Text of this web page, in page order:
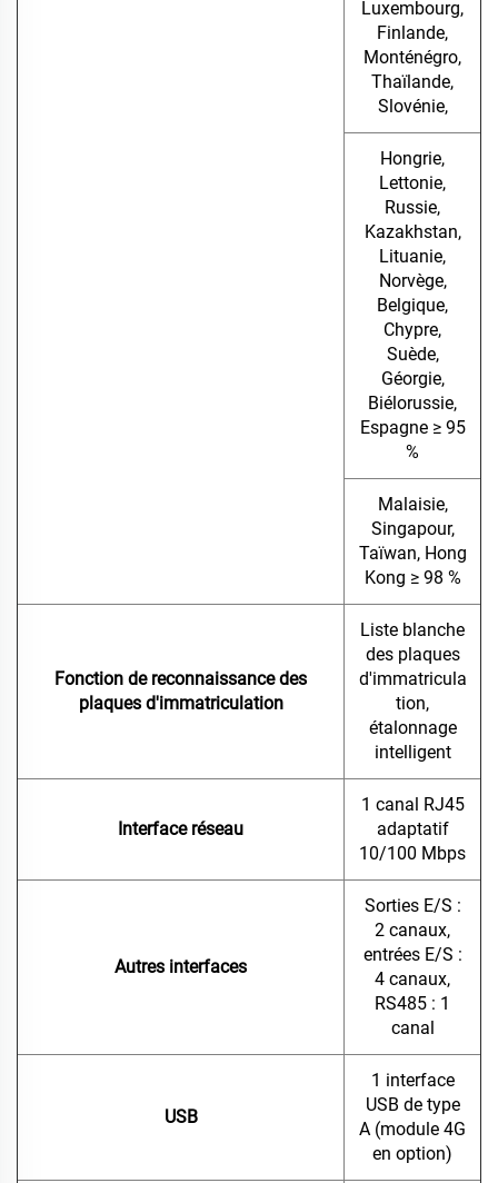
Luxembourg,
Finlande,
Monténégro,
Thaïlande,
Slovénie,
Hongrie,
Lettonie,
Russie,
Kazakhstan,
Lituanie,
Norvège,
Belgique,
Chypre,
Suède,
Géorgie,
Biélorussie,
Espagne ≥ 95
%
Malaisie,
Singapour,
Taïwan, Hong
Kong ≥ 98 %
Fonction de reconnaissance des
plaques d'immatriculation
Liste blanche
des plaques
d'immatricula
tion,
étalonnage
intelligent
Interface réseau
1 canal RJ45
adaptatif
10/100 Mbps
Autres interfaces
Sorties E/S :
2 canaux,
entrées E/S :
4 canaux,
RS485 : 1
canal
USB
1 interface
USB de type
A (module 4G
en option)